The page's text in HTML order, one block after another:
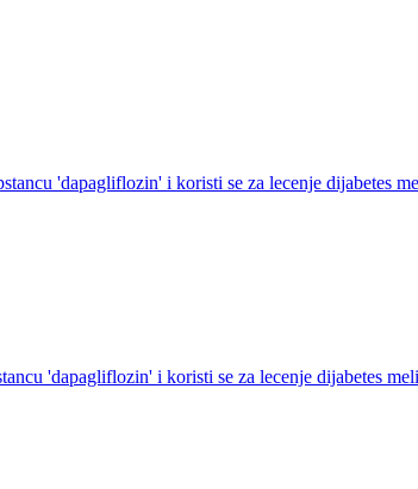
'dapagliflozin' i koristi se za lecenje dijabetes
'dapagliflozin' i koristi se za lecenje dijabetes